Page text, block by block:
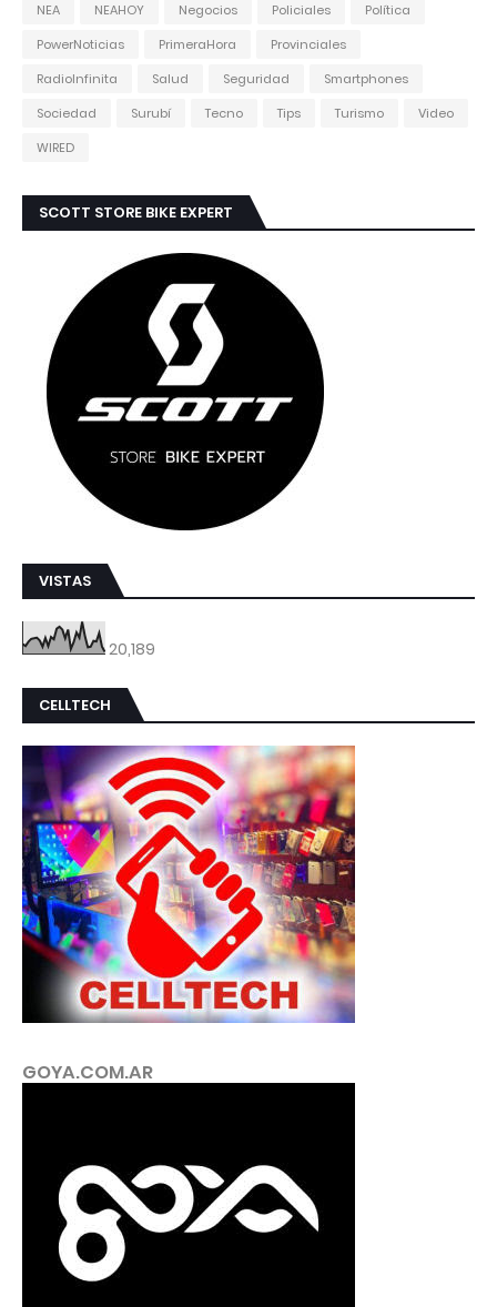
NEA
NEAHOY Negocios Policiales
Política
PowerNoticias
PrimeraHora
Provinciales
RadioInfinita
Salud Seguridad
Smartphones
Sociedad
Surubí Tecno Tips Turismo
Video
WIRED
SCOTT STORE BIKE EXPERT
VISTAS
20,189
CELLTECH
GOYA.COM.AR